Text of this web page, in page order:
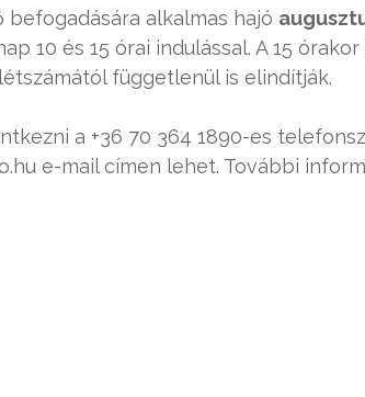
befogadására alkalmas hajó
10 és 15 órai indulással. A 15
függetlenül is elindítják.
a +36 70 364 1890-es
e-mail címen lehet. További